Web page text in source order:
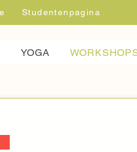
Studentenpagina
YOGA